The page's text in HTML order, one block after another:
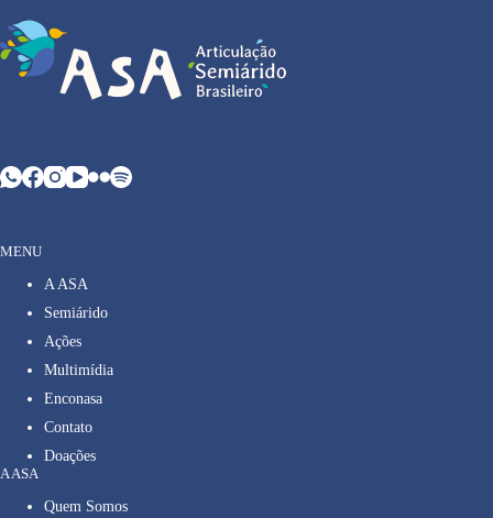
MENU
A ASA
Semiárido
Ações
Multimídia
Enconasa
Contato
Doações
A ASA
Quem Somos